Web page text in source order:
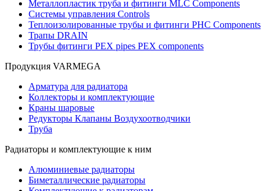
Металлопластик труба и фитинги MLC Components
Системы управления Controls
Теплоизолированные трубы и фитинги PHC Components
Трапы DRAIN
Трубы фитинги PEX pipes PEX components
Продукция VARMEGA
Арматура для радиатора
Коллекторы и комплектующие
Краны шаровые
Редукторы Клапаны Воздухоотводчики
Труба
Радиаторы и комплектующие к ним
Алюминиевые радиаторы
Биметаллические радиаторы